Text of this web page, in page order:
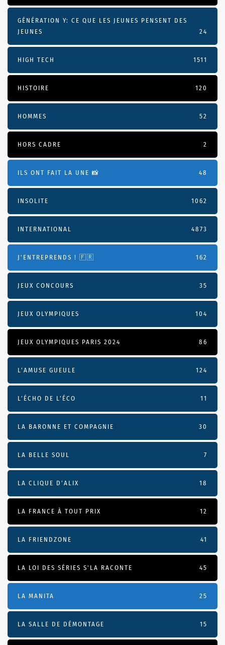
GÉNÉRATION Y: CE QUE LES JEUNES PENSENT DES
JEUNES
24
HIGH TECH 1511
HISTOIRE 120
HOMMES 52
HORS CADRE 2
ILS ONT FAIT LA UNE 📸 48
INSOLITE 1062
INTERNATIONAL 4873
J'ENTREPRENDS ! 🇫🇷 162
JEUX CONCOURS 35
JEUX OLYMPIQUES 104
JEUX OLYMPIQUES PARIS 2024 86
L'AMUSE GUEULE 124
L’ÉCHO DE L’ÉCO 11
LA BARONNE ET COMPAGNIE 30
LA BELLE SOUL 7
LA CLIQUE D'ALIX 18
LA FRANCE À TOUT PRIX 12
LA FRIENDZONE 41
LA LOI DES SÉRIES S'LA RACONTE 45
LA MANITA 25
LA SALLE DE DÉMONTAGE 15